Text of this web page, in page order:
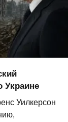
Украине
Уилкерсон